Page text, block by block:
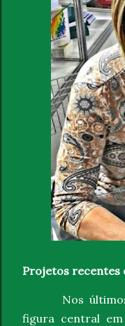
Projetos recentes
Nos
figura central em